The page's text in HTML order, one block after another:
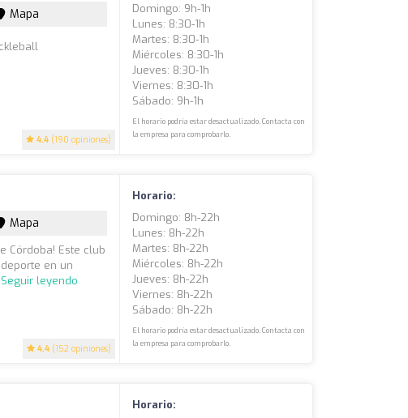
4.4 (190 opiniones)
Mapa
Domingo: 9h-1h
Lunes: 8:30-1h
Martes: 8:30-1h
Miércoles: 8:30-1h
Jueves: 8:30-1h
Viernes: 8:30-1h
Sábado: 9h-1h
El horario podría estar desactualizado. Contacta con
la empresa para comprobarlo.
4.4 (152 opiniones)
Mapa
Córdoba! Este club
en un
Seguir leyendo
Horario:
Domingo: 8h-22h
Lunes: 8h-22h
Martes: 8h-22h
Miércoles: 8h-22h
Jueves: 8h-22h
Viernes: 8h-22h
Sábado: 8h-22h
El horario podría estar desactualizado. Contacta con
la empresa para comprobarlo.
Horario: